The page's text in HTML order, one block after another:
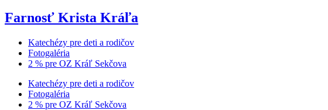
Farnosť Krista Kráľa
Katechézy pre deti a rodičov
Fotogaléria
2 % pre OZ Kráľ Sekčova
Katechézy pre deti a rodičov
Fotogaléria
2 % pre OZ Kráľ Sekčova